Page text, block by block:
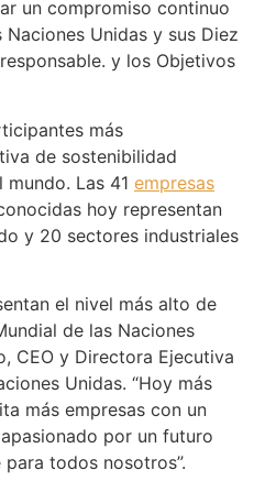
un compromiso continuo
Unidas y sus Diez
y los Objetivos
más
de sostenibilidad
Las 41 empresas
hoy representan
y 20 sectores industriales
el nivel más alto de
de las Naciones
CEO y Directora Ejecutiva
Unidas. “Hoy más
más empresas con un
por un futuro
todos nosotros”.